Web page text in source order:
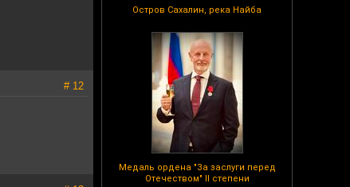
Остров Сахалин, река Найба
Медаль ордена "За заслуги перед
Отечеством" II степени
# 12